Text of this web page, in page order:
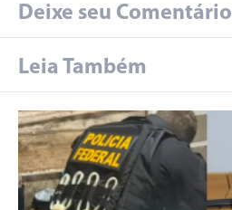
Deixe seu Comentário
Leia Também